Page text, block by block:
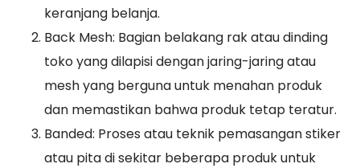
keranjang belanja.
Back Mesh: Bagian belakang rak atau dinding
toko yang dilapisi dengan jaring-jaring atau
mesh yang berguna untuk menahan produk
dan memastikan bahwa produk tetap teratur.
Banded: Proses atau teknik pemasangan stiker
atau pita di sekitar beberapa produk untuk